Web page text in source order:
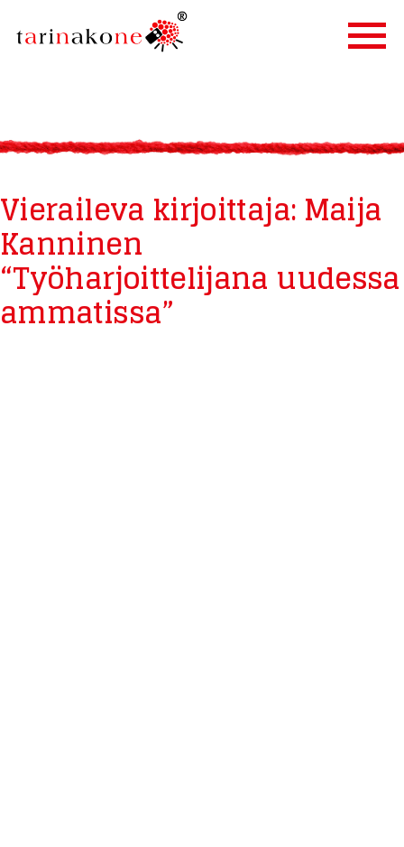
Vieraileva kirjoittaja: Maija
Kanninen
“Työharjoittelijana uudessa
ammatissa”
TARINALLISTAMINEN
TARINAKONE
ASIAKKAAT
BLOGI
YHTEYSTIEDOT
IN ENGLISH